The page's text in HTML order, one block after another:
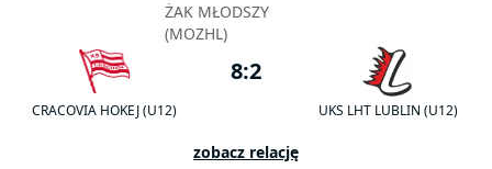
ŻAK MŁODSZY
(MOZHL)
CRACOVIA HOKEJ (U12)
8:2
UKS LHT LUBLIN (U12)
zobacz relację